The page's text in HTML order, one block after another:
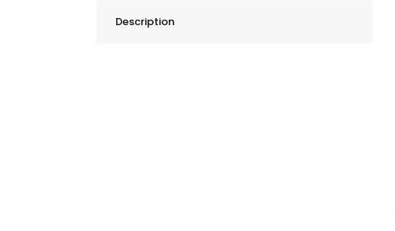
Description